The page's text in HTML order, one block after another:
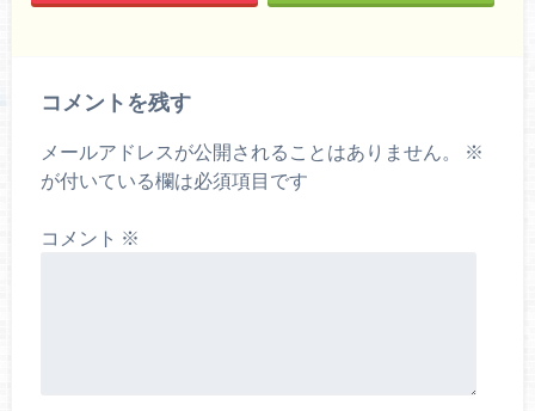
コメントを残す
メールアドレスが公開されることはありません。
※
が付いている欄は必須項目です
コメント ※